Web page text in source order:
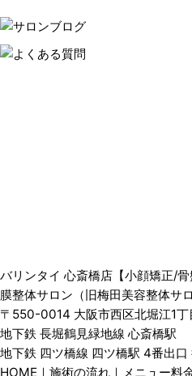
バリンタイ 心斎橋店【小顔矯正/
膜整体サロン（旧梅田美容整体サロ
〒550-0014 大阪市西区北堀江1
地下鉄 長堀鶴見緑地線 心斎橋駅
地下鉄 四ツ橋線 四ツ橋駅 4番出口
HOME ｜ 施術の流れ ｜ メニュー料